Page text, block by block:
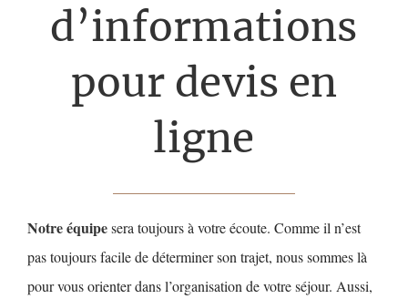
d’informations
pour devis en
ligne
Notre équipesera toujours à votre écoute. Comme il n’est
pas toujours facile de déterminer son trajet, nous sommes là
pour vous orienter dans l’organisation de votre séjour. Aussi,